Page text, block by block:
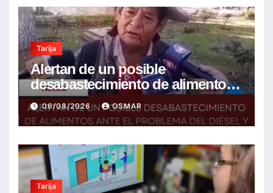
Tarija
Alertan de un posible
desabastecimiento de alimentos
ante el problema del diésel y el
encarecimiento de insumos
agrícolas
06/08/2026 OSMAR
Tarija